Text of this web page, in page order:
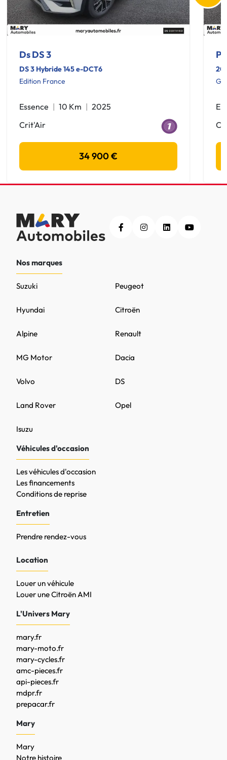
Ds DS 3
DS 3 Hybride 145 e-DCT6
Edition France
Essence 10 Km
2025
Crit'Air
34 900 €
GT
Nos marques
Peugeot
DS
MG Motor
Citroën
Opel
Volvo
Renault
Hyundai
Land Rover
Dacia
Alpine
Isuzu
Suzuki
Véhicules d'occasion
Les véhicules d'occasion
Les financements
Conditions de reprise
Entretien
Prendre rendez-vous
Location
Louer un véhicule
Louer une Citroën AMI
L'Univers Mary
mary.fr
mary-moto.fr
mary-cycles.fr
amc-pieces.fr
api-pieces.fr
mdpr.fr
prepacar.fr
Mary
Mary
Notre histoire